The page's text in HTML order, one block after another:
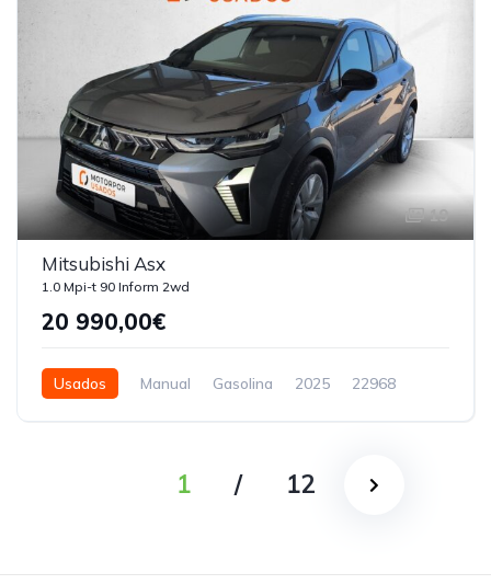
19
Mitsubishi Asx
1.0 Mpi-t 90 Inform 2wd
20 990,00€
Usados Manual Gasolina 2025
22968
1 / 12